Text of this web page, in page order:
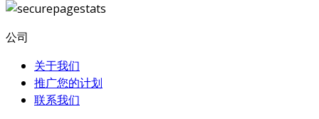
公司
关于我们
推广您的计划
联系我们